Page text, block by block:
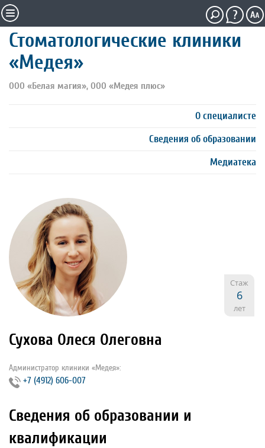
Стоматологические клиники
«Медея»
ООО «Белая магия», ООО «Медея плюс»
О специалисте
Сведения об образовании
Медиатека
Стаж
6
лет
Сухова Олеся Олеговна
Администратор клиники «Медея»:
+7 (4912) 606-007
Сведения об образовании и
квалификации